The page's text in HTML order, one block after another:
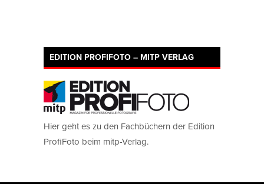
EDITION PROFIFOTO – MITP VERLAG
Hier geht es zu den Fachbüchern der Edition
ProfiFoto beim mitp-Verlag.